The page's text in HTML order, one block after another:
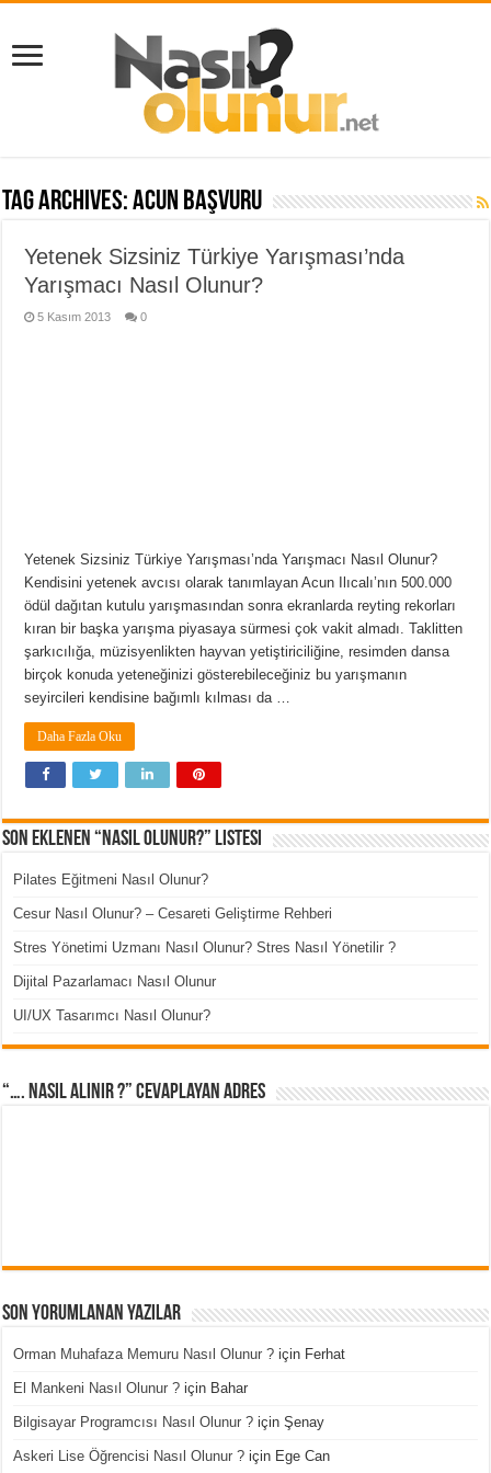
Tag Archives:acun başvuru
Yetenek Sizsiniz Türkiye Yarışması’nda
Yarışmacı Nasıl Olunur?
5 Kasım 2013 0
Yetenek Sizsiniz Türkiye Yarışması’nda Yarışmacı Nasıl Olunur?
Kendisini yetenek avcısı olarak tanımlayan Acun Ilıcalı’nın 500.000
ödül dağıtan kutulu yarışmasından sonra ekranlarda reyting rekorları
kıran bir başka yarışma piyasaya sürmesi çok vakit almadı. Taklitten
şarkıcılığa, müzisyenlikten hayvan yetiştiriciliğine, resimden dansa
birçok konuda yeteneğinizi gösterebileceğiniz bu yarışmanın
seyircileri kendisine bağımlı kılması da …
Daha Fazla Oku
Son Eklenen “Nasıl Olunur?” Listesi
Pilates Eğitmeni Nasıl Olunur?
Cesur Nasıl Olunur? – Cesareti Geliştirme Rehberi
Stres Yönetimi Uzmanı Nasıl Olunur? Stres Nasıl Yönetilir ?
Dijital Pazarlamacı Nasıl Olunur
UI/UX Tasarımcı Nasıl Olunur?
“…. Nasıl Alınır ?” cevaplayan adres
Son Yorumlanan Yazılar
Orman Muhafaza Memuru Nasıl Olunur ? için Ferhat
El Mankeni Nasıl Olunur ? için Bahar
Bilgisayar Programcısı Nasıl Olunur ? içinŞenay
Askeri Lise Öğrencisi Nasıl Olunur ? için Ege Can